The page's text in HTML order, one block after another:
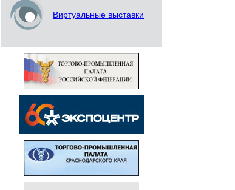
Виртуальные выставки